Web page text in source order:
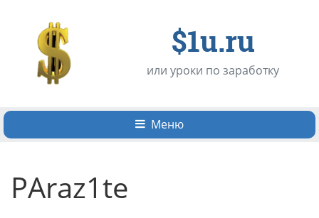
$1u.ru
или уроки по заработку
Меню
PAraz1te